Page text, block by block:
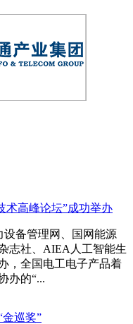
术高峰论坛”成功举办
设备管理网、国网能源
志社、AIEA人工智能生
，全国电工电子产品着
办的“...
巡奖”